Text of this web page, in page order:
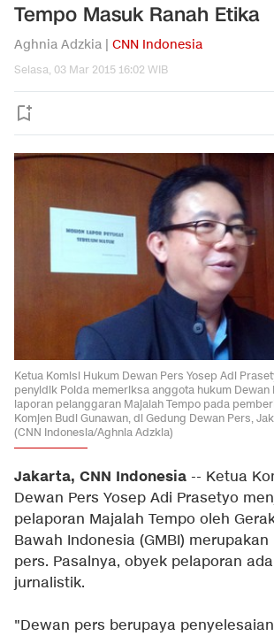
Tempo Masuk Ranah Etika
Aghnia Adzkia | CNN Indonesia
Selasa, 03 Mar 2015 16:02 WIB
Ketua Komisi Hukum Dewan Pers Yosep Adi
penyidik Polda memeriksa anggota hukum Dewan
laporan pelanggaran Majalah Tempo pada
Komjen Budi Gunawan, di Gedung Dewan Pers,
(CNN Indonesia/Aghnia Adzkia)
Jakarta, CNN Indonesia -- Ketua
Dewan Pers Yosep Adi Prasetyo
pelaporan Majalah Tempo oleh
Bawah Indonesia (GMBI)
pers. Pasalnya, obyek pelaporan
jurnalistik.
"Dewan pers berupaya